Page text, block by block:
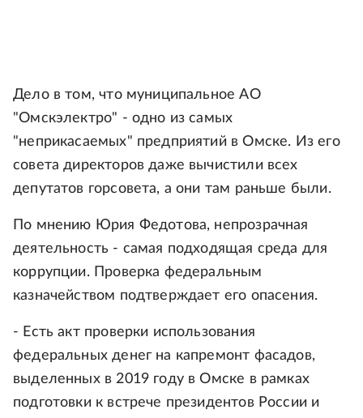
Дело в том, что муниципальное АО
"Омскэлектро" - одно из самых
"неприкасаемых" предприятий в Омске. Из его
совета директоров даже вычистили всех
депутатов горсовета, а они там раньше были.
По мнению Юрия Федотова, непрозрачная
деятельность - самая подходящая среда для
коррупции. Проверка федеральным
казначейством подтверждает его опасения.
- Есть акт проверки использования
федеральных денег на капремонт фасадов,
выделенных в 2019 году в Омске в рамках
подготовки к встрече президентов России и